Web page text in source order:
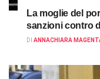
La moglie del
sanzioni contro
DI ANNACHIARA